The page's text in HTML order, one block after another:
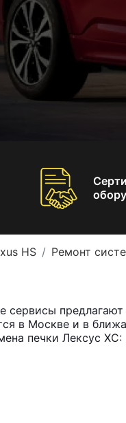
HS Ремонт
в Москве и в
печки Лексус ХС: